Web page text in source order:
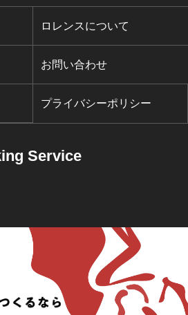
ロレンスについて
お問い合わせ
プライバシーポリシー
Service